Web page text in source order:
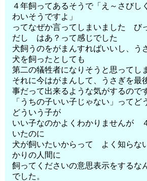
４年飼ってあるそうで「え～さびし
わいそうですよ」
ってなぜか言ってしまいました び
だし はあ？って感じでした
犬飼うのをがまんすればいいし、う
犬を飼ったとしても
第二の犠牲者になりそうと思ってし
それに今はがまんして、うさぎを最
事だって出来るような気がするので
「うちの子いい子じゃない」って
どういう子が
いい子なのかよくわかりませんが
いたのに
犬が飼いたいからって よく知らな
かりの人間に
飼ってくださいの意思表示をするな
でした。